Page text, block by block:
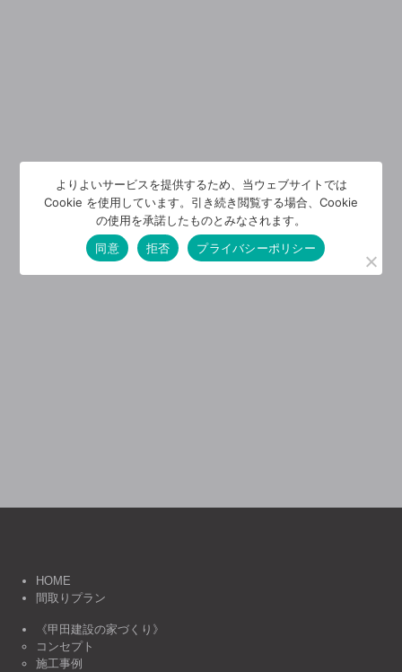
HOME
間取りプラン
《甲田建設の家づくり》
コンセプト
施工事例
よりよいサービスを提供するため、当ウェブサイトでは
Cookie を使用しています。引き続き閲覧する場合、Cookie
の使用を承諾したものとみなされます。
同意
拒否 プライバシーポリシー